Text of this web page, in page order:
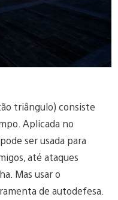
triângulo) consiste
Aplicada no
ser usada para
até ataques
Mas usar o
de autodefesa.